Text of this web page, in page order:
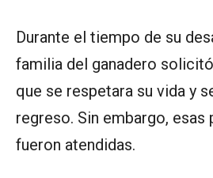
Durante el tiempo de su
familia del ganadero
que se respetara su vida y
regreso. Sin embargo, esas
fueron atendidas.